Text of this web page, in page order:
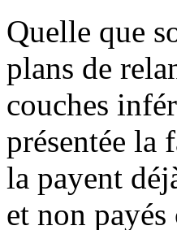
Quelle que
plans de
couches
présentée la
la payent
et non